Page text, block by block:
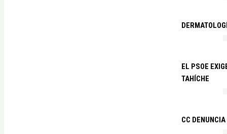
EL PSOE
TAHÍCHE
CC